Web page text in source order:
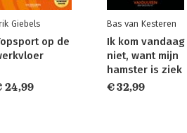
Giebels
op de
24,99
Bas van Kesteren
Ik kom vandaag
niet, want mijn
hamster is ziek
€ 32,99